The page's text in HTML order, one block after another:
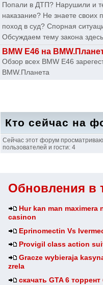
Обновления в
Hur kan man
casinon
Eprinomectin Vs
Provigil class action
Gracze wybieraja
zrela
скачать GTA 6
Попали в ДТП? Нарушили и
наказание? Не знаете своих
поход в суд? Спорная
Обсуждаем тему закона
BMW E46 на
Обзор всех BMW E46
BMW.Планета
Кто сейчас на
Сейчас этот форум
пользователей и гости: 4